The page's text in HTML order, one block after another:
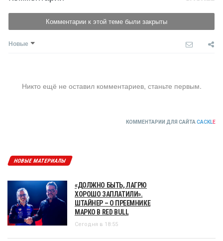
Комментарии к этой теме были закрыты
Новые
Никто ещё не оставил комментариев, станьте первым.
КОММЕНТАРИИ ДЛЯ САЙТА CACKLE
НОВЫЕ МАТЕРИАЛЫ
«ДОЛЖНО БЫТЬ, ЛАГРЮ
ХОРОШО ЗАПЛАТИЛИ».
ШТАЙНЕР – О ПРЕЕМНИКЕ
МАРКО В RED BULL
Сегодня в 18:55